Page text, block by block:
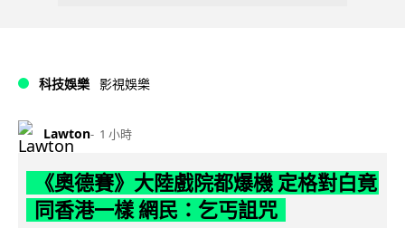
科技娛樂 影視娛樂
Lawton 1 小時
《奧德賽》大陸戲院都爆機 定格對白竟
同香港一樣 網民：乞丐詛咒